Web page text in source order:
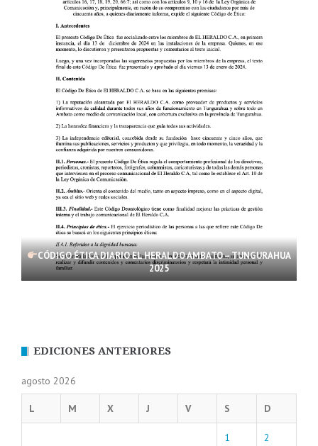
CÓDIGO ÉTICA DIARIO EL HERALDO AMBATO – TUNGURAHUA
2025
EDICIONES ANTERIORES
agosto 2026
L M X J V S D
1 2